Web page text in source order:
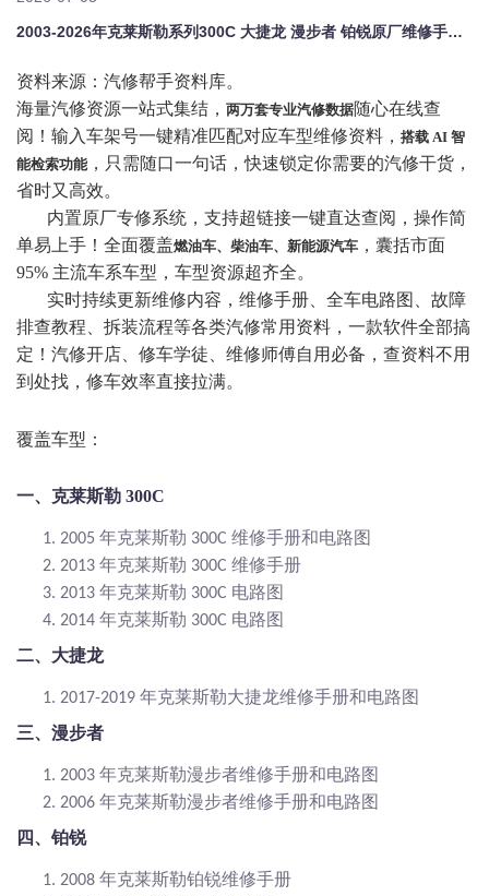
2003-2026年克莱斯勒系列300C 大捷龙 漫步者 铂锐原厂维修手册电路图资料、维修资料、汽修资料库、正时资料、螺丝扭力、拆装步骤、故障码、针脚定义、保险盒图解、发动机大修资料、变速箱维修资料、底盘维修图纸、车身线路图、传感器线路图、数据流资料、线束走向图、继电器位置图、空调维修图纸、车身控制模块资料、发动机正时图解、大修装配数据、通病故障案例、新能源高压电路图、混动维修资料、悬挂维修资料
资料来源：汽修帮手资料库。
海量汽修资源一站式集结， 两万套专业汽修数据随心在线查
阅！输入车架号一键精准匹配对应车型维修资料， 搭载 AI 智
能检索功能 ，只需随口一句话，快速锁定你需要的汽修干货，
省时又高效。
内置原厂专修系统，支持超链接一键直达查阅，操作简
单易上手！全面覆盖燃油车、柴油车、新能源汽车 ，囊括市面
95% 主流车系车型，车型资源超齐全。
实时持续更新维修内容，维修手册、全车电路图、故障
排查教程、拆装流程等各类汽修常用资料，一款软件全部搞
定！汽修开店、修车学徒、维修师傅自用必备，查资料不用
到处找，修车效率直接拉满。
覆盖车型：
一、克莱斯勒 300C
1. 2005 年克莱斯勒 300C 维修手册和电路图
2. 2013 年克莱斯勒 300C 维修手册
3. 2013 年克莱斯勒 300C 电路图
4. 2014 年克莱斯勒 300C 电路图
二、大捷龙
1. 2017-2019 年克莱斯勒大捷龙维修手册和电路图
三、漫步者
1. 2003 年克莱斯勒漫步者维修手册和电路图
2. 2006 年克莱斯勒漫步者维修手册和电路图
四、铂锐
1. 2008 年克莱斯勒铂锐维修手册